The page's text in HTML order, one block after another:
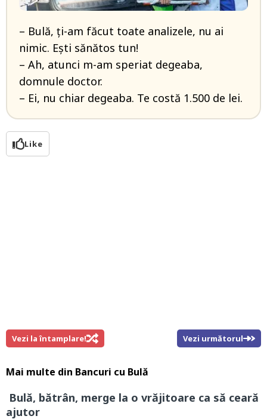
– Bulă, ți-am făcut toate analizele, nu ai
nimic. Ești sănătos tun!
– Ah, atunci m-am speriat degeaba,
domnule doctor.
– Ei, nu chiar degeaba. Te costă 1.500 de lei.
Like
Vezi la întamplare! Vezi următorul
Mai multe din Bancuri cu Bulă
Bulă, bătrân, merge la o vrăjitoare ca să ceară
ajutor